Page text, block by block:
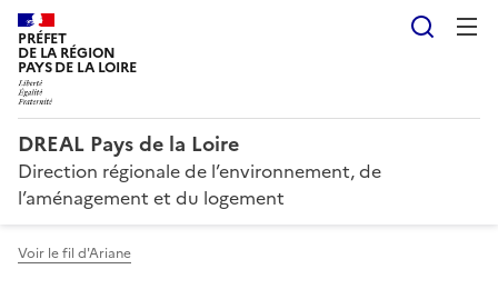
PRÉFET
DE LA RÉGION
PAYS DE LA LOIRE
DREAL Pays de la Loire
Direction régionale de l’environnement, de
l’aménagement et du logement
Voir le fil d'Ariane